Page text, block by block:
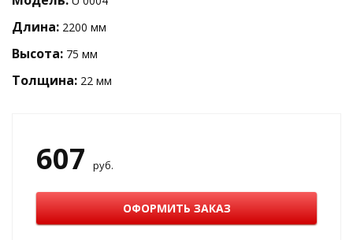
Длина: 2200 мм
Высота: 75 мм
Толщина: 22 мм
607 руб.
ОФОРМИТЬ ЗАКАЗ